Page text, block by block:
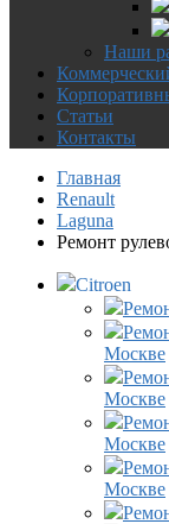
Наши
Статьи
Контакты
Главная
Renault
Laguna
Ремонт
Citroen
Москве
Москве
Москве
Москве